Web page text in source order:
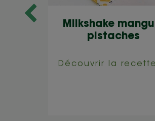
Milkshake
pistaches
Découvrir la recette